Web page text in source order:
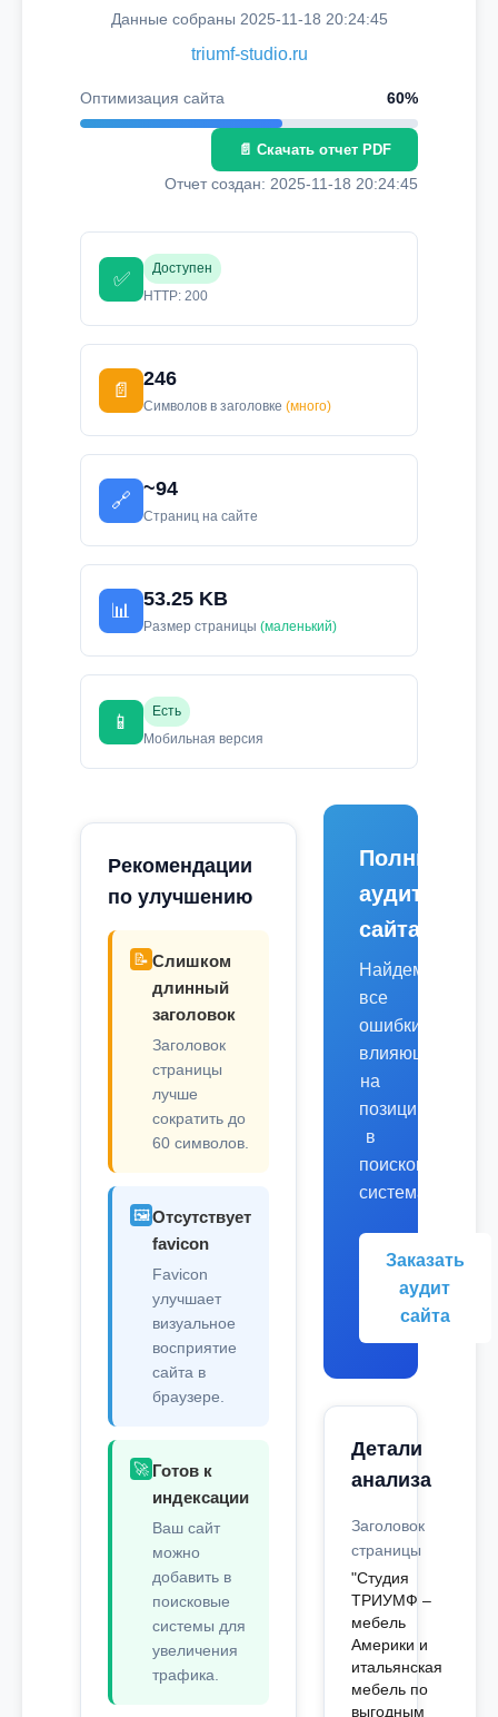
Данные собраны 2025-11-18 20:24:45
triumf-studio.ru
Оптимизация сайта 60%
📄 Скачать отчет PDF
Отчет создан: 2025-11-18 20:24:45
✅
Доступен
HTTP: 200
📄
246
Символов в заголовке (много)
🔗
~94
Страниц на сайте
📊
53.25 KB
Размер страницы (маленький)
📱
Есть
Мобильная версия
Рекомендации
по улучшению
📝 Слишком
длинный
заголовок
Заголовок
страницы
лучше
сократить до
60 символов.
🖼️Отсутствует
favicon
Favicon
улучшает
визуальное
восприятие
сайта в
браузере.
🚀 Готов к
индексации
Ваш сайт
можно
добавить в
поисковые
системы для
увеличения
трафика.
Полный
аудит
сайта
Найдем
все
ошибки,
влияющие
на
позиции
в
поисковых
системах.
Заказать
аудит
сайта
Детали
анализа
Заголовок
страницы
"Студия
ТРИУМФ –
мебель
Америки и
итальянская
мебель по
выгодным